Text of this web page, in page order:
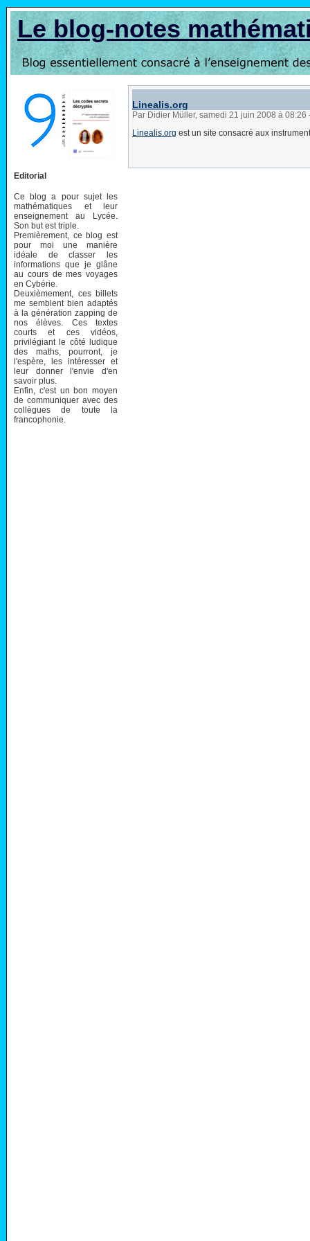
Le blog-notes
Editorial
Ce blog a pour sujet les
mathématiques et leur
enseignement au Lycée.
Son but est triple.
Premièrement, ce blog est
pour moi une manière
idéale de classer les
informations que je glâne
au cours de mes voyages
en Cybérie.
Deuxièmement, ces billets
me semblent bien adaptés
à la génération zapping de
nos élèves. Ces textes
courts et ces vidéos,
privilégiant le côté ludique
des maths, pourront, je
l'espère, les intéresser et
leur donner l'envie d'en
savoir plus.
Enfin, c'est un bon moyen
de communiquer avec des
collègues de toute la
francophonie.
Linealis.org
Par Didier Müller, samedi 21 juin 2008 à 08:26
Linealis.org est un site consacré aux